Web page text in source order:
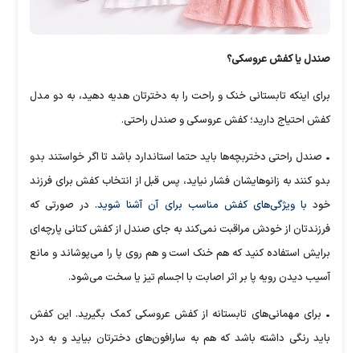
صندل یا کفش عروسکی؟
برای اینکه تابستانی خنک و راحت را به دخترتان هدیه دهید، به دو مدل
کفش احتیاج دارید؛ کفش عروسکی و صندل راحتی.
• صندل راحتی دختربچه‌ها باید حتما استاندارد باشد تا اگر خواستند بدو
بدو کنند به زانوهایشان فشار نیاید، پس قبل از انتخاب کفش برای فرزند
خود با ویژگی‌های کفش مناسب برای آن آشنا شوید. در صورتی که
فرزندتان از خودش مراقبت نمی‌کند به جای صندل از کفش کتانی پارچه‌ای
برایش استفاده کنید که هم خنک است و هم روی پا را می‌پوشاند و مانع
آسیب دیدن رویه پا بر اثر اصابت با اجسام تیز یا سخت می‌شود.
• برای مهمانی‌های تابستانه از کفش عروسکی کمک بگیرید. این کفش
باید رنگی داشته باشد که هم به سارافون‌های دخترتان بیاید و به درد